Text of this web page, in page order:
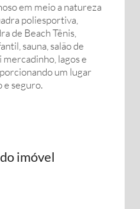
em meio a natureza
poliesportiva,
de Beach Tênis,
sauna, salão de
mercadinho, lagos e
um lugar
e seguro.
imóvel